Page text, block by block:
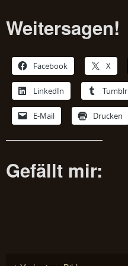
Weitersagen!
Facebook X
LinkedIn Tumblr
E-Mail Drucken
Gefällt mir: